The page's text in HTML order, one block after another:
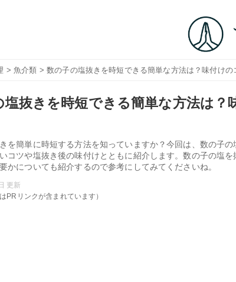
>魚介類 > 数の子の塩抜きを時短できる簡単な方法は？味付けの
塩抜きを時短できる簡単な方法は？
を簡単に時短する方法を知っていますか？今回は、数の子
コツや塩抜き後の味付けとともに紹介します。数の子の塩
かについても紹介するので参考にしてみてくださいね。
更新
PRリンクが含まれています）